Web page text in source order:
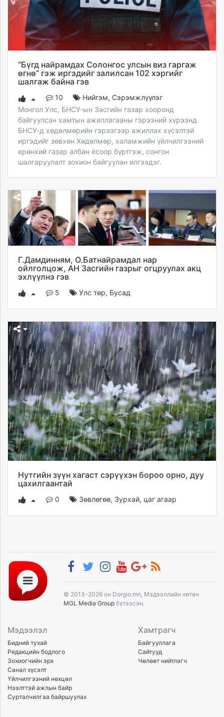
“Бүгд найрамдах Солонгос улсын виз гаргаж
өгнө” гэж иргэдийг залилсан 102 хэргийг
шалгаж байна гэв
10 Нийгэм, Сэрэмжлүүлэг
Монгол Улс, БНСУ-ын Засгийн газар хооронд
байгуулсан хамтын ажиллагааны гэрээний хүрээнд
БНСУ-д хөдөлмөрийн гэрээгээр ажиллах хүсэлтэй
иргэдийг зөвхөн Хөдөлмөр, халамжийн үйлчилгээний
ерөнхий газар албан ёсоор бүртгэж, сонгон
шалгаруулалт зохион байгуулан илгээдэг.
Г.Дамдинням, О.Батнайрамдал нар
ойлголцож, АН Засгийн газрыг огцруулах акц
эхлүүлнэ гэв
5 Улс төр, Бусад
Нутгийн зүүн хагаст сэрүүхэн бороо орно, дуу
цахилгаантай
0 Зөвлөгөө, Зурхай, цаг агаар
© 2013-2026 он Dorgio.mn, Мэдээллийн хөтөч
MGL Media Group бүтээсэн.
Мэдээлэл
Бидний тухай
Редакцийн бодлого
Зохиогчийн эрх
Санал хүсэлт
Үйлчилгээний нөхцөл
Нээлттэй ажлын байр
Сурталчилгаа байршуулах
Хамтрагч
Байгууллага
Сайтууд
Чөлөөт нийтлэгч